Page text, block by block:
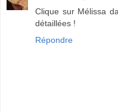
Clique sur Mélissa
détaillées !
Répondre